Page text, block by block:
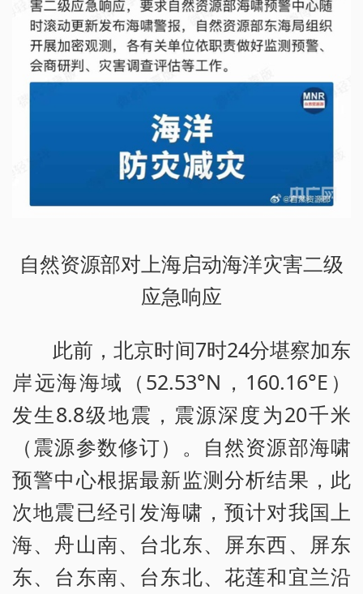
自然资源部对上海启动海洋灾害二级
应急响应
此前，北京时间7时24分堪察加东
岸远海海域（52.53°N，160.16°E）
发生8.8级地震，震源深度为20千米
（震源参数修订）。自然资源部海啸
预警中心根据最新监测分析结果，此
次地震已经引发海啸，预计对我国上
海、舟山南、台北东、屏东西、屏东
东、台东南、台东北、花莲和宜兰沿